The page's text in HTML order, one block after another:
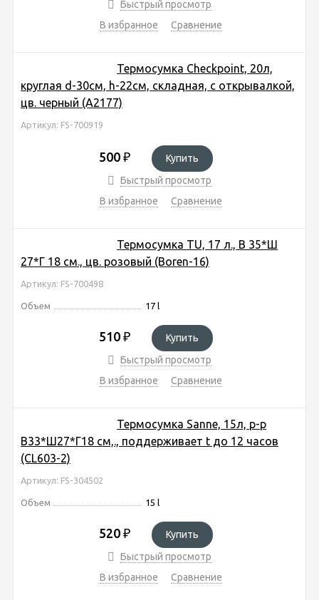
Быстрый просмотр
В избранное
Сравнение
Термосумка Checkpoint, 20л,
круглая d-30см, h-22см, складная, с открывалкой,
цв. черный (A2177)
Артикул: FS-700919
500 ₽
Купить
Быстрый просмотр
В избранное
Сравнение
Термосумка TU, 17 л., В 35*Ш
27*Г 18 см., цв. розовый (Boren-16)
Артикул: FS-700498
Объем 17 l
510 ₽
Купить
Быстрый просмотр
В избранное
Сравнение
Термосумка Sanne, 15л, р-р
В33*Ш27*Г18 cм,., поддерживает t до 12 часов
(CL603-2)
Артикул: FS-304502
Объем 15 l
520 ₽
Купить
Быстрый просмотр
В избранное
Сравнение